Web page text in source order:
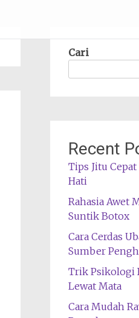
Cari
Recent
Tips Jitu
Hati
Rahasia Awet
Suntik Botox
Cara Cerdas
Sumber
Trik Psikologi
Lewat Mata
Cara Mudah